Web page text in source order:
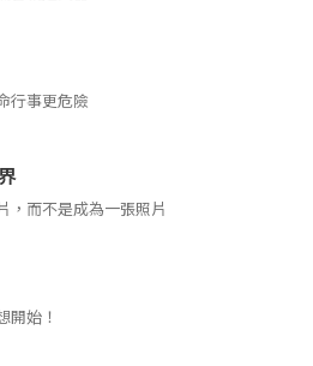
行事更危險
，而不是成為一張照片
開始！